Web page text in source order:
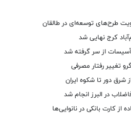
طرح‌های توسعه‌ای در طالقان
کرج نهایی شد
از سر گرفته شد
تغییر رفتار مصرفی
شرق دور تا شکوه ایران
از کارت بانکی در نانوایی‌ها